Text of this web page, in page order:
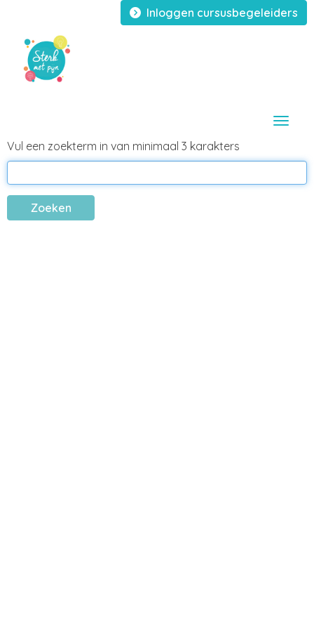
Inloggen cursusbegeleiders
Vul een zoekterm in van minimaal 3 karakters
Zoeken